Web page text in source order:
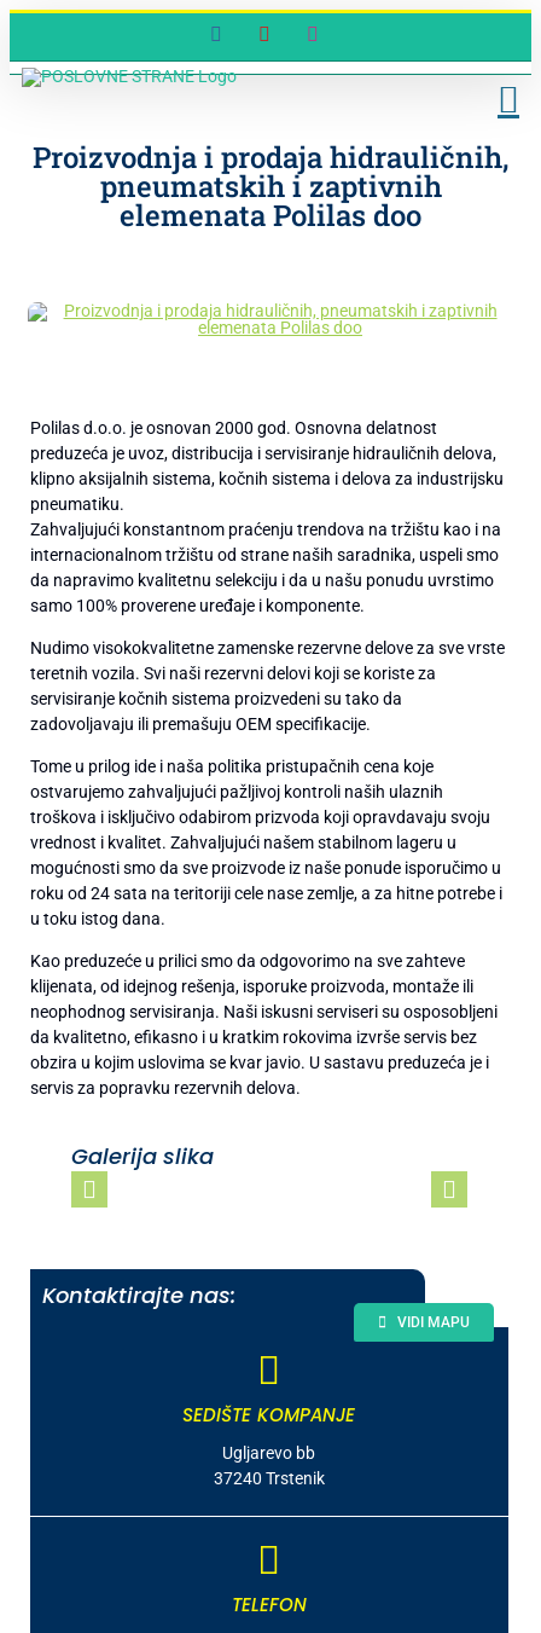
content
FacebookYouTube
Proizvodnja i prodaja hidrauličnih,
pneumatskih i zaptivnih
elemenata Polilas doo
Polilas d.o.o. je osnovan 2000 god. Osnovna delatnost
preduzeća je uvoz, distribucija i servisiranje hidrauličnih delova,
klipno aksijalnih sistema, kočnih sistema i delova za industrijsku
pneumatiku.
Zahvaljujući konstantnom praćenju trendova na tržištu kao i na
internacionalnom tržištu od strane naših saradnika, uspeli smo
da napravimo kvalitetnu selekciju i da u našu ponudu uvrstimo
samo 100% proverene uređaje i komponente.
Nudimo visokokvalitetne zamenske rezervne delove za sve vrste
teretnih vozila. Svi naši rezervni delovi koji se koriste za
servisiranje kočnih sistema proizvedeni su tako da
zadovoljavaju ili premašuju OEM specifikacije.
Tome u prilog ide i naša politika pristupačnih cena koje
ostvarujemo zahvaljujući pažljivoj kontroli naših ulaznih
troškova i isključivo odabirom prizvoda koji opravdavaju svoju
vrednost i kvalitet. Zahvaljujući našem stabilnom lageru u
mogućnosti smo da sve proizvode iz naše ponude isporučimo u
roku od 24 sata na teritoriji cele nase zemlje, a za hitne potrebe i
u toku istog dana.
Kao preduzeće u prilici smo da odgovorimo na sve zahteve
klijenata, od idejnog rešenja, isporuke proizvoda, montaže ili
neophodnog servisiranja. Naši iskusni serviseri su osposobljeni
da kvalitetno, efikasno i u kratkim rokovima izvrše servis bez
obzira u kojim uslovima se kvar javio. U sastavu preduzeća je i
servis za popravku rezervnih delova.
Galerija slika
Kontaktirajte nas:
SEDIŠTE KOMPANJE
Ugljarevo bb
37240 Trstenik
VIDI MAPU
TELEFON